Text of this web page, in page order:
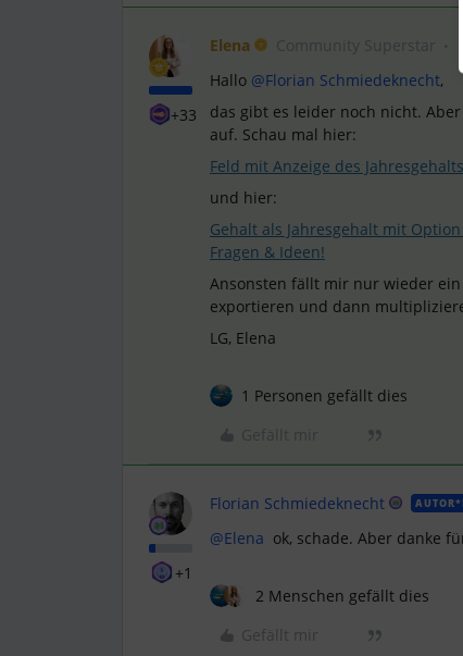
+33
Elena
Hallo @Florian Schmiedeknecht,
das gibt es leider noch nicht.
auf. Schau mal hier:
Feld mit Anzeige des
und hier:
Gehalt als Jahresgehalt mit
Fragen & Ideen!
Ansonsten fällt mir nur wieder
exportieren und dann
LG, Elena
1 Personen gefällt dies
+1
Florian Schmiedeknecht
@Elena ok, schade. Aber danke
2 Menschen gefällt dies
Gefällt mir